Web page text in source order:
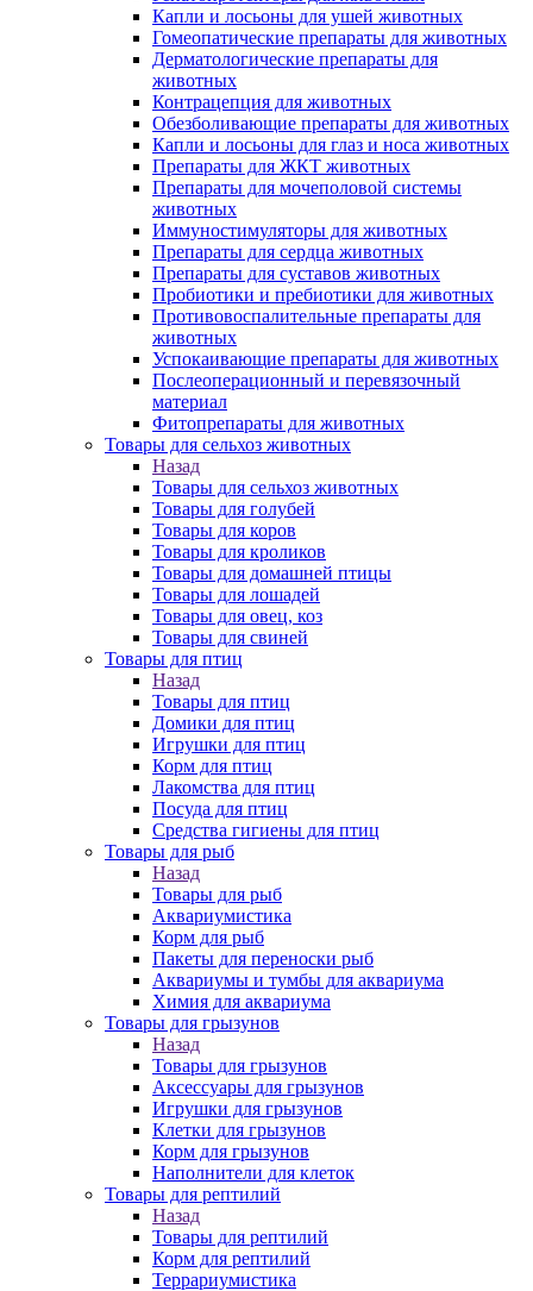
Капли и лосьоны для ушей животных
Гомеопатические препараты для животных
Дерматологические препараты для
животных
Контрацепция для животных
Обезболивающие препараты для животных
Капли и лосьоны для глаз и носа животных
Препараты для ЖКТ животных
Препараты для мочеполовой системы
животных
Иммуностимуляторы для животных
Препараты для сердца животных
Препараты для суставов животных
Пробиотики и пребиотики для животных
Противовоспалительные препараты для
животных
Успокаивающие препараты для животных
Послеоперационный и перевязочный
материал
Фитопрепараты для животных
Товары для сельхоз животных
Назад
Товары для сельхоз животных
Товары для голубей
Товары для коров
Товары для кроликов
Товары для домашней птицы
Товары для лошадей
Товары для овец, коз
Товары для свиней
Товары для птиц
Назад
Товары для птиц
Домики для птиц
Игрушки для птиц
Корм для птиц
Лакомства для птиц
Посуда для птиц
Средства гигиены для птиц
Товары для рыб
Назад
Товары для рыб
Аквариумистика
Корм для рыб
Пакеты для переноски рыб
Аквариумы и тумбы для аквариума
Химия для аквариума
Товары для грызунов
Назад
Товары для грызунов
Аксессуары для грызунов
Игрушки для грызунов
Клетки для грызунов
Корм для грызунов
Наполнители для клеток
Товары для рептилий
Назад
Товары для рептилий
Корм для рептилий
Террариумистика